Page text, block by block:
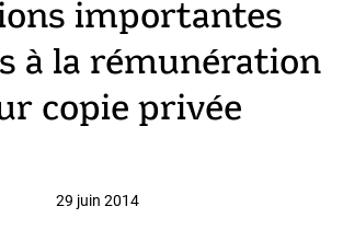
importantes
à la rémunération
copie privée
29 juin 2014